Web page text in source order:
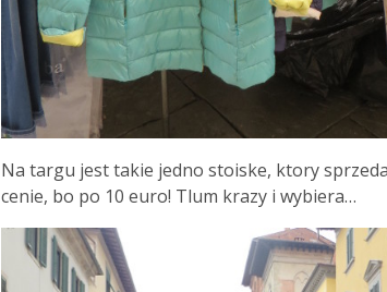
Na targu jest takie jedno stoiske, ktory
cenie, bo po 10 euro! Tlum krazy i wybiera…